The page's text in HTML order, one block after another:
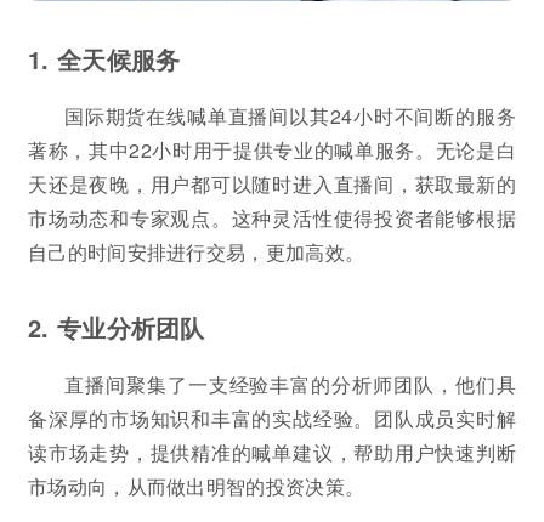
1. 全天候服务
国际期货在线喊单直播间以其24小时不间断的服务
著称，其中22小时用于提供专业的喊单服务。无论是白
天还是夜晚，用户都可以随时进入直播间，获取最新的
市场动态和专家观点。这种灵活性使得投资者能够根据
自己的时间安排进行交易，更加高效。
2. 专业分析团队
直播间聚集了一支经验丰富的分析师团队，他们具
备深厚的市场知识和丰富的实战经验。团队成员实时解
读市场走势，提供精准的喊单建议，帮助用户快速判断
市场动向，从而做出明智的投资决策。